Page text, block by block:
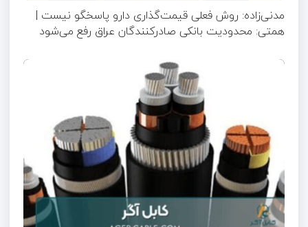
مدنی‌زاده: روش فعلی قیمت‌گذاری دارو پاسخگو نیست |
همتی: محدودیت بانکی صادرکنندگان عراق رفع می‌شود